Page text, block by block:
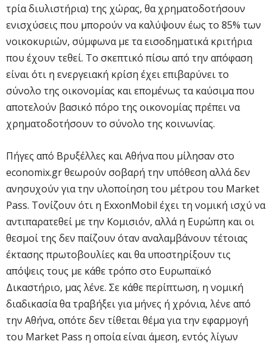
τρία διυλιστήρια) της χώρας, θα χρηματοδοτήσουν
ενισχύσεις που μπορούν να καλύψουν έως το 85% των
νοικοκυριών, σύμφωνα με τα εισοδηματικά κριτήρια
που έχουν τεθεί. Το σκεπτικό πίσω από την απόφαση
είναι ότι η ενεργειακή κρίση έχει επιβαρύνει το
σύνολο της οικονομίας και επομένως τα καύσιμα που
αποτελούν βασικό πόρο της οικονομίας πρέπει να
χρηματοδοτήσουν το σύνολο της κοινωνίας.
Πήγες από Βρυξέλλες και Αθήνα που μίλησαν στο
economix.gr θεωρούν σοβαρή την υπόθεση αλλά δεν
ανησυχούν για την υλοποίηση του μέτρου του Market
Pass. Τονίζουν ότι η ExxonMobil έχει τη νομική ισχύ να
αντιπαρατεθεί με την Κομισιόν, αλλά η Ευρώπη και οι
θεσμοί της δεν παίζουν όταν αναλαμβάνουν τέτοιας
έκτασης πρωτοβουλίες και θα υποστηρίξουν τις
απόψεις τους με κάθε τρόπο στο Ευρωπαϊκό
Δικαστήριο, μας λένε. Σε κάθε περίπτωση, η νομική
διαδικασία θα τραβήξει για μήνες ή χρόνια, λένε από
την Αθήνα, οπότε δεν τίθεται θέμα για την εφαρμογή
του Market Pass η οποία είναι άμεση, εντός λίγων